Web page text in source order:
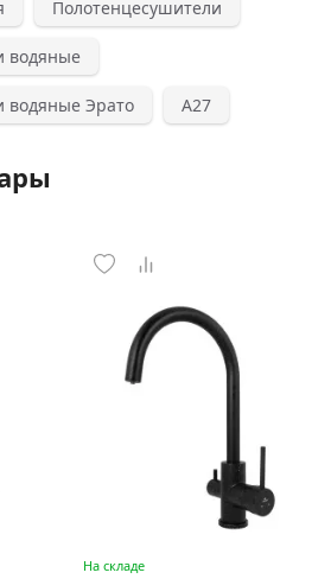
Полотенцесушители
водяные
водяные Эрато А27
На складе